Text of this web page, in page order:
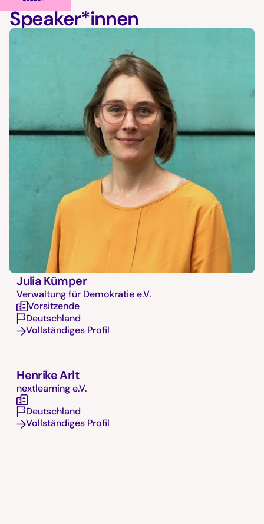
Speaker*innen
Julia Kümper
Verwaltung für Demokratie e.V.
Vorsitzende
Deutschland
Vollständiges Profil
Henrike Arlt
nextlearning e.V.
Deutschland
Vollständiges Profil